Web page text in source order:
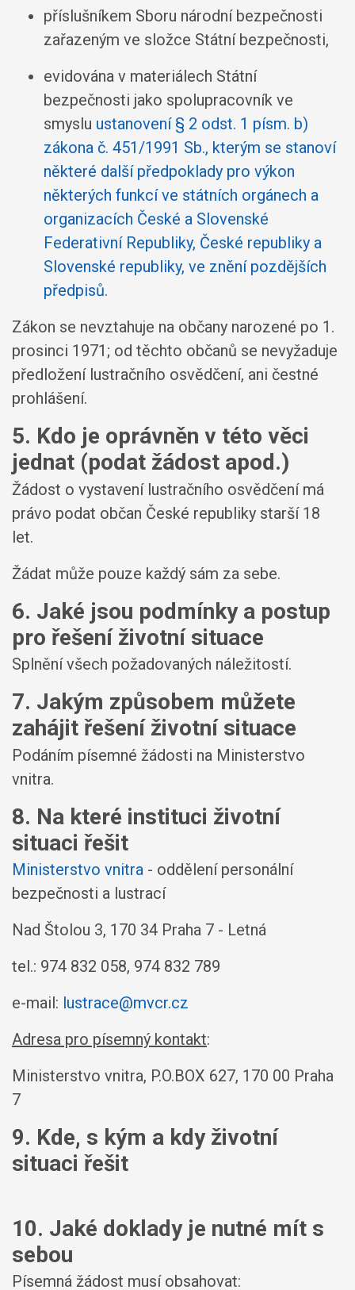
příslušníkem Sboru národní bezpečnosti
zařazeným ve složce Státní bezpečnosti,
evidována v materiálech Státní
bezpečnosti jako spolupracovník ve
smyslu ustanovení § 2 odst. 1 písm. b)
zákona č. 451/1991 Sb., kterým se stanoví
některé další předpoklady pro výkon
některých funkcí ve státních orgánech a
organizacích České a Slovenské
Federativní Republiky, České republiky a
Slovenské republiky, ve znění pozdějších
předpisů.
Zákon se nevztahuje na občany narozené po 1.
prosinci 1971; od těchto občanů se nevyžaduje
předložení lustračního osvědčení, ani čestné
prohlášení.
5. Kdo je oprávněn v této věci
jednat (podat žádost apod.)
Žádost o vystavení lustračního osvědčení má
právo podat občan České republiky starší 18
let.
Žádat může pouze každý sám za sebe.
6. Jaké jsou podmínky a postup
pro řešení životní situace
Splnění všech požadovaných náležitostí.
7. Jakým způsobem můžete
zahájit řešení životní situace
Podáním písemné žádosti na Ministerstvo
vnitra.
8. Na které instituci životní
situaci řešit
Ministerstvo vnitra - oddělení personální
bezpečnosti a lustrací
Nad Štolou 3, 170 34 Praha 7 - Letná
tel.: 974 832 058, 974 832 789
e-mail: lustrace@mvcr.cz
Adresa pro písemný kontakt:
Ministerstvo vnitra, P.O.BOX 627, 170 00 Praha
7
9. Kde, s kým a kdy životní
situaci řešit
10. Jaké doklady je nutné mít s
sebou
Písemná žádost musí obsahovat: